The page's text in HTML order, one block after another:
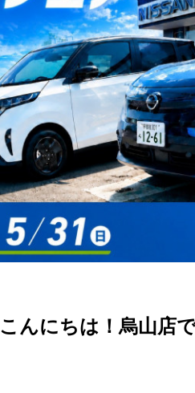
こんにちは！烏山店